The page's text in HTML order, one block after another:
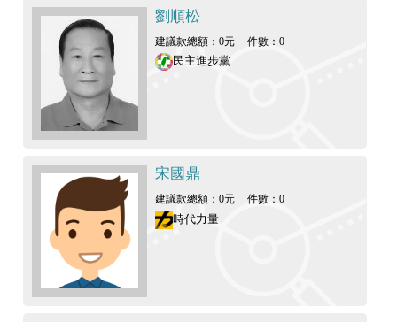
劉順松
建議款總額：0元 件數：0
民主進步黨
宋國鼎
建議款總額：0元 件數：0
時代力量